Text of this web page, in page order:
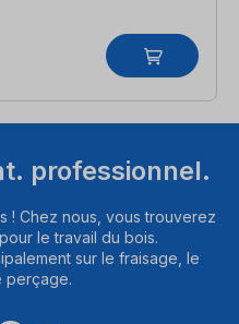
professionnel.
! Chez nous, vous trouverez
le travail du bois.
sur le fraisage, le
perçage.